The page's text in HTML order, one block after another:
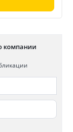
компании